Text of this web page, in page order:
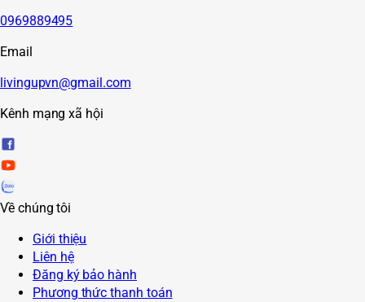
0969889495
Email
livingupvn@gmail.com
Kênh mạng xã hội
Về chúng tôi
Giới thiệu
Liên hệ
Đăng ký bảo hành
Phương thức thanh toán